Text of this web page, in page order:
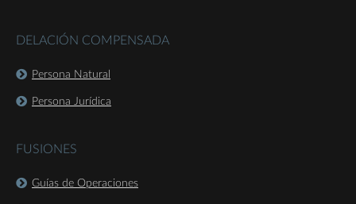
DELACIÓN COMPENSADA
Persona Natural
Persona Jurídica
FUSIONES
Guías de Operaciones